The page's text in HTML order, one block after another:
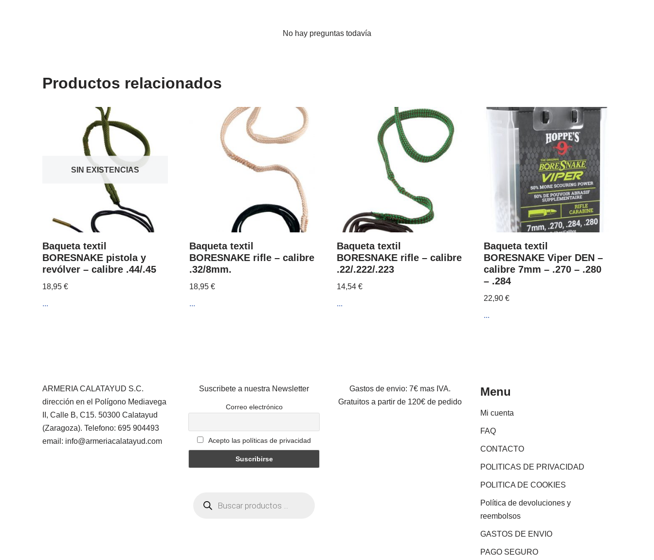
No hay preguntas todavía
Productos relacionados
SIN EXISTENCIAS
Baqueta textil
BORESNAKE pistola y
revólver – calibre .44/.45
18,95 €
...
Baqueta textil
BORESNAKE rifle – calibre
.32/8mm.
18,95€
...
Baqueta textil
BORESNAKE rifle – calibre
.22/.222/.223
14,54 €
...
Baqueta textil
BORESNAKE Viper DEN –
calibre 7mm – .270 – .280
– .284
22,90€
...
ARMERIA CALATAYUD S.C.
dirección en el Polígono Mediavega
II, Calle B, C15. 50300 Calatayud
(Zaragoza). Telefono: 695 904493
email: info@armeriacalatayud.com
Suscribete a nuestra Newsletter
Correo electrónico
Acepto las políticas de privacidad
Gastos de envio: 7€ mas IVA.
Gratuitos a partir de 120€ de pedido
Menu
Mi cuenta
FAQ
CONTACTO
POLITICAS DE PRIVACIDAD
POLITICA DE COOKIES
Política de devoluciones y
reembolsos
GASTOS DE ENVIO
PAGO SEGURO